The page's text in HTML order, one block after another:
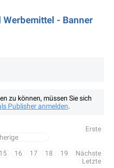
Werbemittel - Banner
zu können, müssen Sie sich
Publisher anmelden.
Erste
15 16 17 18 19
Nächste
Letzte